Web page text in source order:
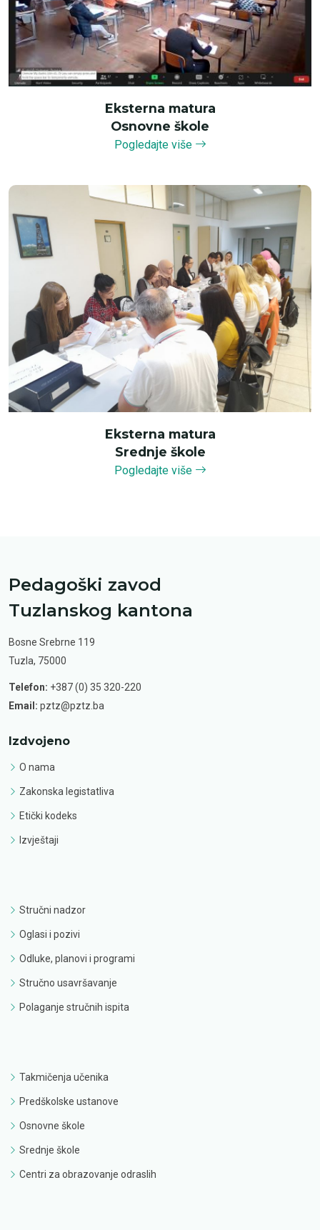
Eksterna matura
Osnovne škole
Pogledajte više
Eksterna matura
Srednje škole
Pogledajte više
Pedagoški zavod
Tuzlanskog kantona
Bosne Srebrne 119
Tuzla, 75000
Telefon: +387 (0) 35 320-220
Email: pztz@pztz.ba
Izdvojeno
O nama
Zakonska legistatliva
Etički kodeks
Izvještaji
Stručni nadzor
Oglasi i pozivi
Odluke, planovi i programi
Stručno usavršavanje
Polaganje stručnih ispita
Takmičenja učenika
Predškolske ustanove
Osnovne škole
Srednje škole
Centri za obrazovanje odraslih